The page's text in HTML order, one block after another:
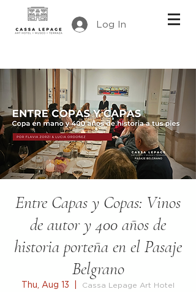
Log In
Entre Capas y Copas: Vinos
de autor y 400 años de
historia porteña en el Pasaje
Belgrano
Thu, Aug 13
Cassa Lepage Art Hotel